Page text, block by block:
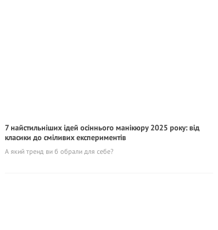
7 найстильніших ідей осіннього манікюру 2025 року: від
класики до сміливих експериментів
А який тренд ви б обрали для себе?